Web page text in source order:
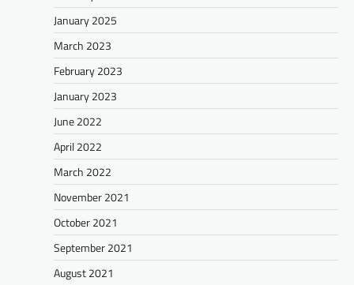
January 2025
March 2023
February 2023
January 2023
June 2022
April 2022
March 2022
November 2021
October 2021
September 2021
August 2021